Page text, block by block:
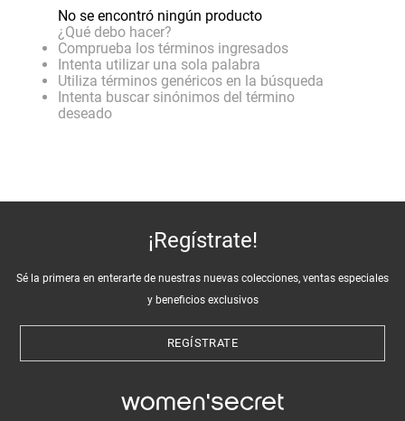
No se encontró ningún producto
¿Qué debo hacer?
Comprueba los términos ingresados
Intenta utilizar una sola palabra
Utiliza términos genéricos en la búsqueda
Intenta buscar sinónimos del término
deseado
¡Regístrate!
Sé la primera en enterarte de nuestras nuevas colecciones, ventas especiales
y beneficios exclusivos
REGÍSTRATE